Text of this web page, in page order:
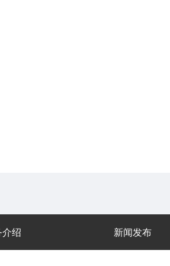
介绍 新闻发布